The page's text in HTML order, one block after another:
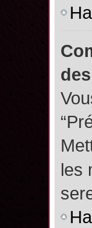
les